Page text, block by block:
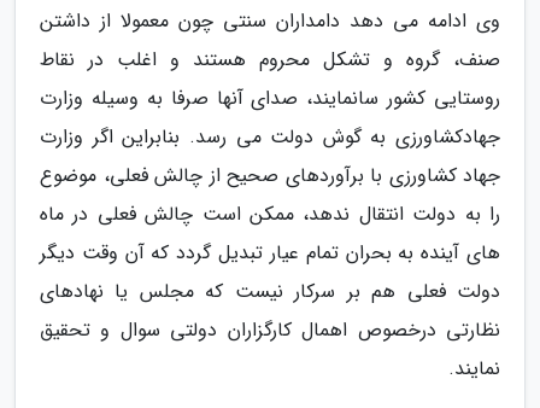
وی ادامه می دهد دامداران سنتی چون معمولا از داشتن
صنف، گروه و تشکل محروم هستند و اغلب در نقاط
روستایی کشور سانمایند، صدای آنها صرفا به وسیله وزارت
جهادکشاورزی به گوش دولت می رسد. بنابراین اگر وزارت
جهاد کشاورزی با برآوردهای صحیح از چالش فعلی، موضوع
را به دولت انتقال ندهد، ممکن است چالش فعلی در ماه
های آینده به بحران تمام عیار تبدیل گردد که آن وقت دیگر
دولت فعلی هم بر سرکار نیست که مجلس یا نهادهای
نظارتی درخصوص اهمال کارگزاران دولتی سوال و تحقیق
نمایند.